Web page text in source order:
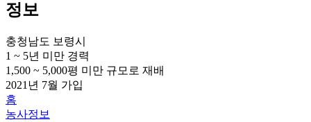
정보
충청남도 보령시
1 ~ 5년 미만 경력
1,500 ~ 5,000평 미만 규모로 재배
2021년 7월 가입
홈
농사정보